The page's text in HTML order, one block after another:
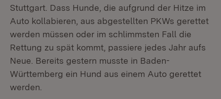
Stuttgart. Dass Hunde, die aufgrund der Hitze im
Auto kollabieren, aus abgestellten PKWs gerettet
werden müssen oder im schlimmsten Fall die
Rettung zu spät kommt, passiere jedes Jahr aufs
Neue. Bereits gestern musste in Baden-
Württemberg ein Hund aus einem Auto gerettet
werden.